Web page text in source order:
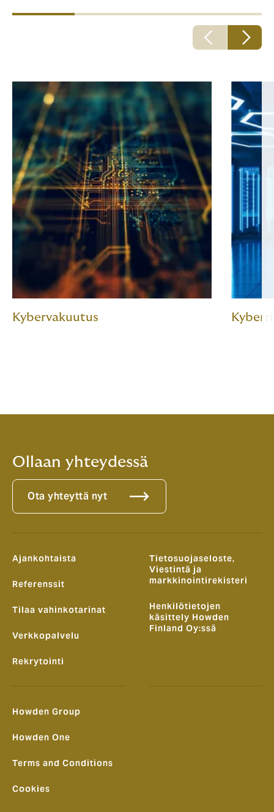
Kybervakuutus
Ollaan yhteydessä
Ota yhteyttä nyt
Ajankohtaista
Referenssit
Tilaa vahinkotarinat
Verkkopalvelu
Rekrytointi
Tietosuojaseloste,
Viestintä ja
markkinointirekisteri
Henkilötietojen
käsittely Howden
Finland Oy:ssä
Howden Group
Howden One
Terms and Conditions
Cookies